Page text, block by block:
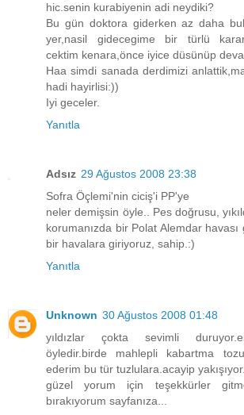
hic.senin kurabiyenin adi neydiki?
Bu gün doktora giderken az daha
yer,nasil gidecegime bir türlü
cektim kenara,önce iyice düsünüp
Haa simdi sanada derdimizi
hadi hayirlisi:))
Iyi geceler.
Yanıtla
Adsız 29 Ağustos 2008 23:38
Sofra Öçlemi'nin ciciş'i PP'ye
neler demişsin öyle.. Pes doğrusu,
korumanızda bir Polat Alemdar
bir havalara giriyoruz, sahip.:)
Yanıtla
Unknown 30 Ağustos 2008 01:48
yıldızlar çokta sevimli
öyledir.birde mahlepli kabartma tozu
ederim bu tür tuzlulara.acayip yakışıyor..
güzel yorum için teşekkürler
bırakıyorum sayfanıza...